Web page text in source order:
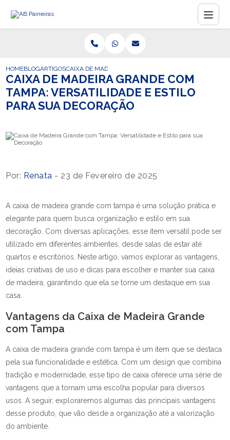
HOMEBLOGARTIGOSCAIXA DE MADEIRA GRANDE COM TAMPA:
CAIXA DE MADEIRA GRANDE COM
TAMPA: VERSATILIDADE E ESTILO
PARA SUA DECORAÇÃO
Por: Renata - 23 de Fevereiro de 2025
A caixa de madeira grande com tampa é uma solução prática e
elegante para quem busca organização e estilo em sua
decoração. Com diversas aplicações, esse item versátil pode ser
utilizado em diferentes ambientes, desde salas de estar até
quartos e escritórios. Neste artigo, vamos explorar as vantagens,
ideias criativas de uso e dicas para escolher e manter sua caixa
de madeira, garantindo que ela se torne um destaque em sua
casa.
Vantagens da Caixa de Madeira Grande
com Tampa
A caixa de madeira grande com tampa é um item que se destaca
pela sua funcionalidade e estética. Com um design que combina
tradição e modernidade, esse tipo de caixa oferece uma série de
vantagens que a tornam uma escolha popular para diversos
usos. A seguir, exploraremos algumas das principais vantagens
desse produto, que vão desde a organização até a valorização
do ambiente.